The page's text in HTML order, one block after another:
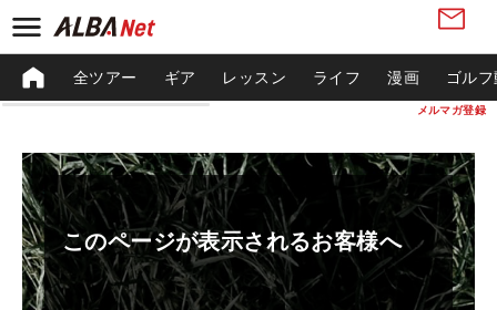
メルマガ登録
全ツアー ギア レッスン ライフ 漫画 ゴル
このページが表示されるお客様へ